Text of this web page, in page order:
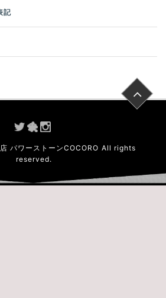
記
パワーストーンCOCORO All rights
reserved.